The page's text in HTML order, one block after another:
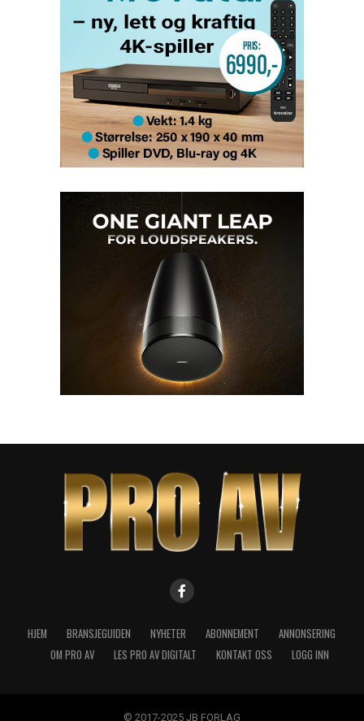
HJEM BRANSJEGUIDEN NYHETER ABONNEMENT
ANNONSERING
OM PRO AV
LES PRO AV DIGITALT KONTAKT OSS LOGG INN
© 2017-2025 JB FORLAG